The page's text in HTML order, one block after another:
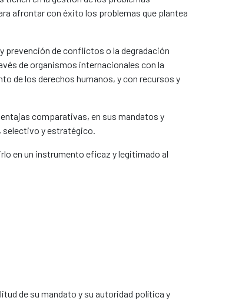
afrontar con éxito los problemas que plantea
prevención de conflictos o la degradación
de organismos internacionales con la
de los derechos humanos, y con recursos y
comparativas, en sus mandatos y
y estratégico.
en un instrumento eficaz y legitimado al
de su mandato y su autoridad política y